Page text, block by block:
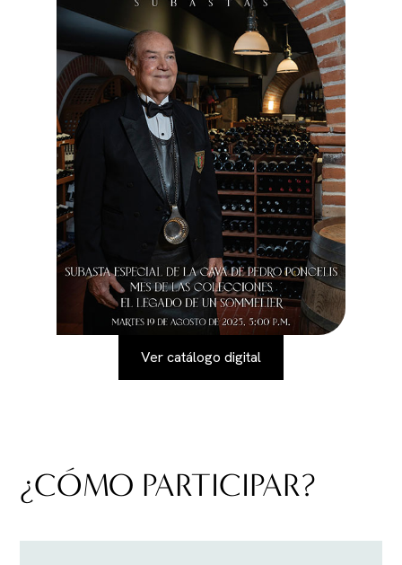
Ver catálogo digital
¿CÓMO PARTICIPAR?